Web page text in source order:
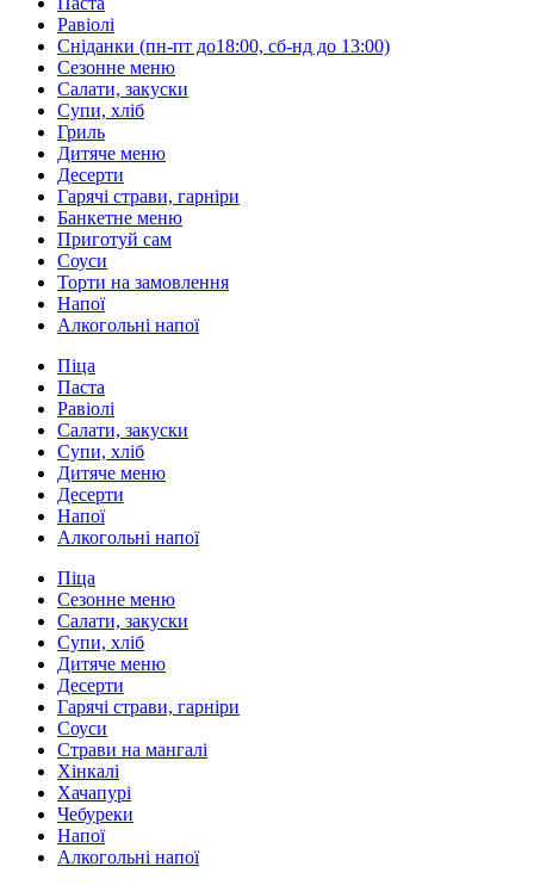
Равіолі
Сніданки (пн-пт до18:00, сб-нд до 13:00)
Сезонне меню
Салати, закуски
Супи, хліб
Гриль
Дитяче меню
Десерти
Гарячі страви, гарніри
Банкетне меню
Приготуй сам
Соуси
Торти на замовлення
Напої
Алкогольні напої
Піца
Паста
Равіолі
Салати, закуски
Супи, хліб
Дитяче меню
Десерти
Напої
Алкогольні напої
Піца
Сезонне меню
Салати, закуски
Супи, хліб
Дитяче меню
Десерти
Гарячі страви, гарніри
Соуси
Страви на мангалі
Хінкалі
Хачапурі
Чебуреки
Напої
Алкогольні напої